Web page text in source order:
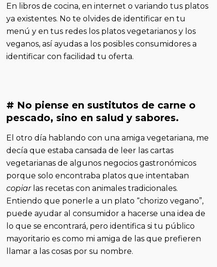
En libros de cocina, en internet o variando tus platos
ya existentes. No te olvides de identificar en tu
menú y en tus redes los platos vegetarianos y los
veganos, así ayudas a los posibles consumidores a
identificar con facilidad tu oferta.
# No piense en sustitutos de carne o
pescado, sino en salud y sabores.
El otro día hablando con una amiga vegetariana, me
decía que estaba cansada de leer las cartas
vegetarianas de algunos negocios gastronómicos
porque solo encontraba platos que intentaban
copiarlas recetas con animales tradicionales.
Entiendo que ponerle a un plato “chorizo vegano”,
puede ayudar al consumidor a hacerse una idea de
lo que se encontrará, pero identifica si tu público
mayoritario es como mi amiga de las que prefieren
llamar a las cosas por su nombre.